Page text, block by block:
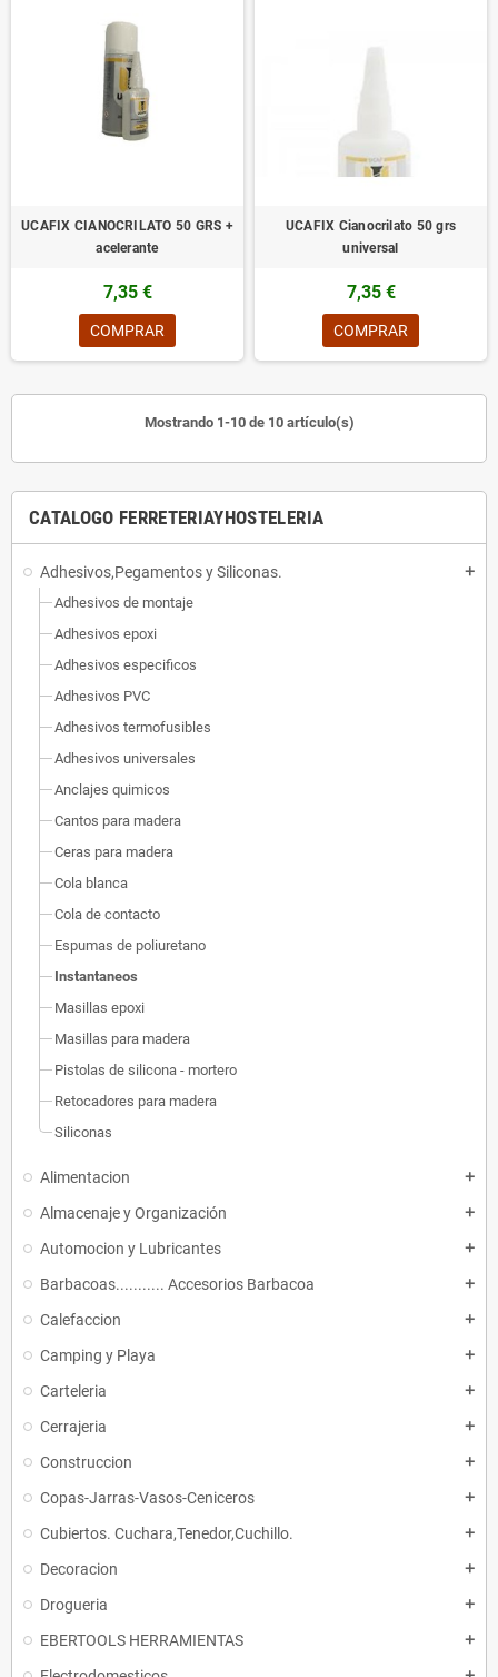
CATALOGO FERRETERIAYHOSTELERIA
Adhesivos,Pegamentos y Siliconas. add
Adhesivos de montaje
Adhesivos epoxi
Adhesivos especificos
Adhesivos PVC
Adhesivos termofusibles
Adhesivos universales
Anclajes quimicos
Cantos para madera
Ceras para madera
Cola blanca
Cola de contacto
Espumas de poliuretano
Instantaneos
Masillas epoxi
Masillas para madera
Pistolas de silicona - mortero
Retocadores para madera
Siliconas
Alimentacion add
Almacenaje y Organización add
Automocion y Lubricantes add
Barbacoas........... Accesorios Barbacoa add
Calefaccion add
Camping y Playa add
Carteleria add
Cerrajeria add
Construccion add
Copas-Jarras-Vasos-Ceniceros add
Cubiertos. Cuchara,Tenedor,Cuchillo. add
Decoracion add
Drogueria add
EBERTOOLS HERRAMIENTAS add
UCAFIX CIANOCRILATO 50 GRS +
acelerante
7,35 €
COMPRAR
UCAFIX Cianocrilato 50 grs
universal
7,35 €
COMPRAR
Mostrando 1-10 de 10 artículo(s)